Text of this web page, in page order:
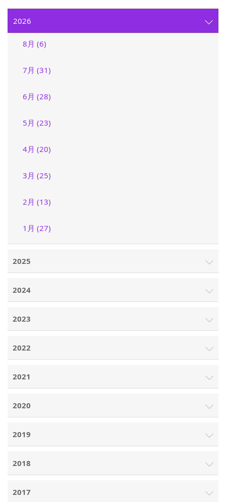
2026
8月 (6)
7月 (31)
6月 (28)
5月 (23)
4月 (20)
3月 (25)
2月 (13)
1月 (27)
2025
2024
2023
2022
2021
2020
2019
2018
2017